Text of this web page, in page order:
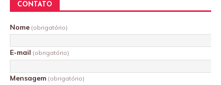
CONTATO
Nome (obrigatório)
E-mail (obrigatório)
Mensagem (obrigatório)